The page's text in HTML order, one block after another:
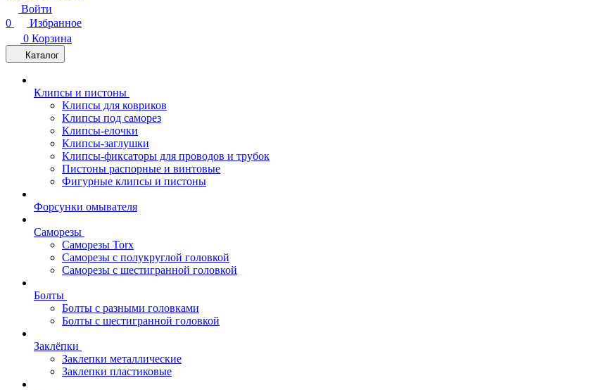
Войти
0
Избранное
0 Корзина
Каталог
Клипсы и пистоны
Клипсы для ковриков
Клипсы под саморез
Клипсы-елочки
Клипсы-заглушки
Клипсы-фиксаторы для проводов и трубок
Пистоны распорные и винтовые
Фигурные клипсы и пистоны
Форсунки омывателя
Саморезы
Саморезы Torx
Саморезы с полукруглой головкой
Саморезы с шестигранной головкой
Болты
Болты с разными головками
Болты с шестигранной головкой
Заклёпки
Заклепки металлические
Заклепки пластиковые